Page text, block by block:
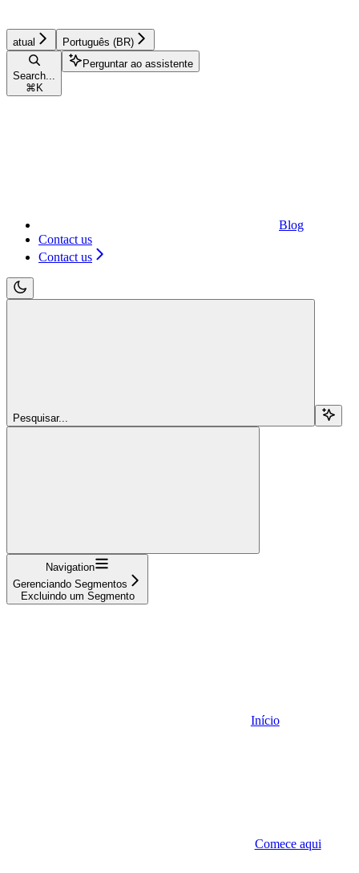
atual Português (BR)
Search...
⌘ K
Perguntar ao assistente
Blog
Contact us
Contact us
Pesquisar...
Navigation
Gerenciando Segmentos
Excluindo um Segmento
Início
Comece aqui